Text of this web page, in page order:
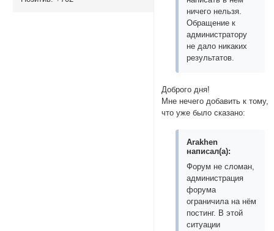
ничего нельзя.
Обращение к
администратору
не дало никаких
результатов.
Доброго дня!
Мне нечего добавить к тому,
что уже было сказано:
Arakhen
написал(а):
Форум не сломан,
администрация
форума
ограничила на нём
постинг. В этой
ситуации